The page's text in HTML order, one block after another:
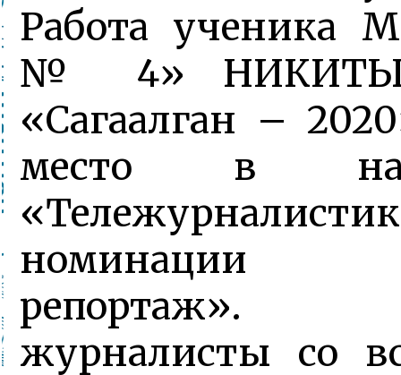
Работа ученика
№ 4» НИКИТЫ
«Сагаалган –
место в
номинации
журналисты со